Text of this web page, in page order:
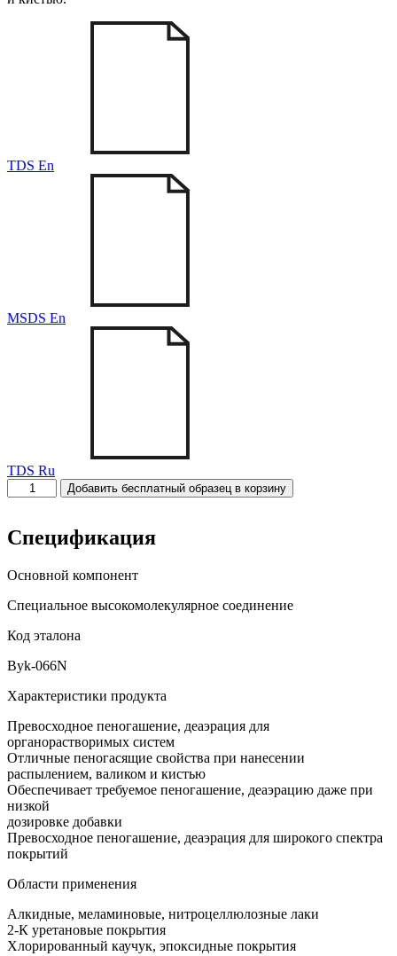
TDS En
MSDS En
TDS Ru
Количество
товара
CFC-
166H
Добавить бесплатный образец в корзину
Спецификация
Основной компонент
Специальное высокомолекулярное соединение
Код эталона
Byk-066N
Характеристики продукта
Превосходное пеногашение, деаэрация для
органорастворимых систем
Отличные пеногасящие свойства при нанесении
распылением, валиком и кистью
Обеспечивает требуемое пеногашение, деаэрацию даже при
низкой
дозировке добавки
Превосходное пеногашение, деаэрация для широкого спектра
покрытий
Области применения
Алкидные, меламиновые, нитроцеллюлозные лаки
2-К уретановые покрытия
Хлорированный каучук, эпоксидные покрытия